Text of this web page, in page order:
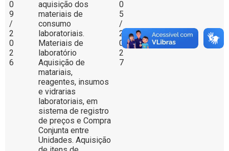
0
9
/
2
0
2
6
aquisição dos
materiais de
consumo
laboratoriais.
Materiais de
laboratório
Aquisição de
matariais,
reagentes, insumos
e vidrarias
laboratoriais, em
sistema de registro
de preços e Compra
Conjunta entre
Unidades. Aquisição
0
5
/
2
0
2
7